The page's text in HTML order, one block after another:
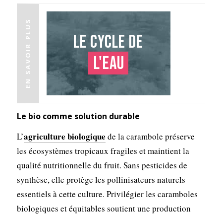
EN SAVOIR PLUS
Le cycle de
l'eau
Le bio comme solution durable
L’agriculture biologique de la carambole préserve
les écosystèmes tropicaux fragiles et maintient la
qualité nutritionnelle du fruit. Sans pesticides de
synthèse, elle protège les pollinisateurs naturels
essentiels à cette culture. Privilégier les caramboles
biologiques et équitables soutient une production